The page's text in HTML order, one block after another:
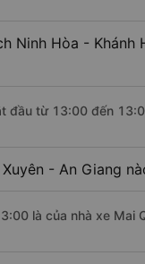
Ninh Hòa - Khánh
đầu từ 13:00 đến
- An Giang
là của nhà xe Mai